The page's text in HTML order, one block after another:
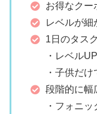
お得なクー
レベルが細
1日のタス
・レベル
・子供だ
段階的に幅
・フォニ